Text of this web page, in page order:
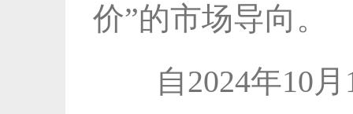
价”的市场导向。
自2024年10